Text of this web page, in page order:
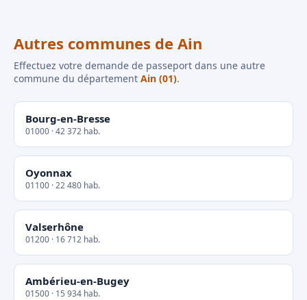
Autres communes de Ain
Effectuez votre demande de passeport dans une autre
commune du département Ain (01).
Bourg-en-Bresse
01000 · 42 372 hab.
Oyonnax
01100 · 22 480 hab.
Valserhône
01200 · 16 712 hab.
Ambérieu-en-Bugey
01500 · 15 934 hab.